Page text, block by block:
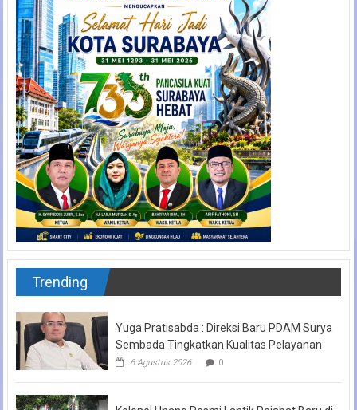
Trending
Yuga Pratisabda : Direksi Baru PDAM Surya
Sembada Tingkatkan Kualitas Pelayanan
6 Agustus 2026 0